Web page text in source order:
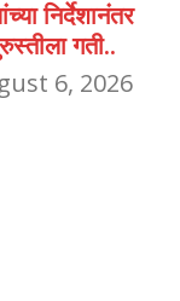
निर्देशानंतर
गती..
6, 2026